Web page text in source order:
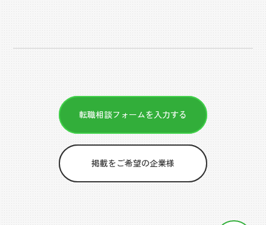
転職相談フォームを入力する
掲載をご希望の企業様